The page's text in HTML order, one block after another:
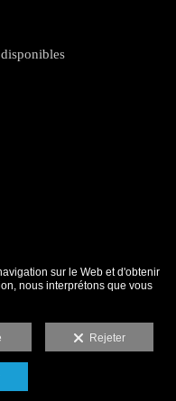
sur le Web et d'obtenir
nous interprétons que vous
Rejeter